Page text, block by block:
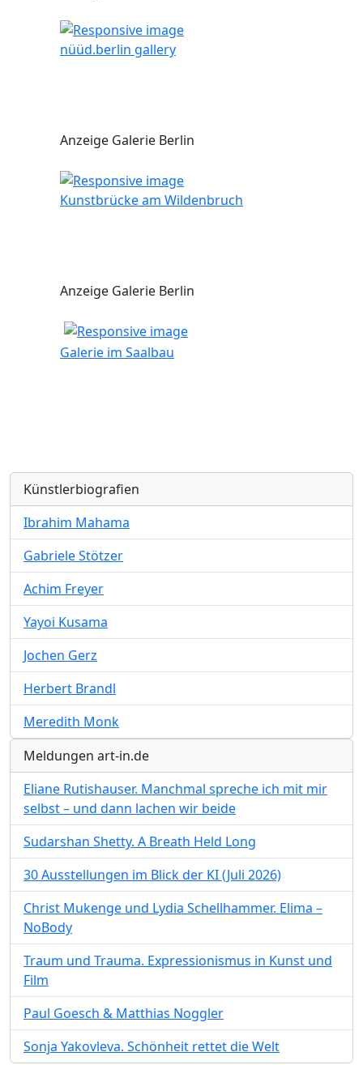
nüüd.berlin gallery
Anzeige Galerie Berlin
Kunstbrücke am Wildenbruch
Anzeige Galerie Berlin
Galerie im Saalbau
Künstlerbiografien
Ibrahim Mahama
Gabriele Stötzer
Achim Freyer
Yayoi Kusama
Jochen Gerz
Herbert Brandl
Meredith Monk
Meldungen art-in.de
Eliane Rutishauser. Manchmal spreche ich mit mir
selbst – und dann lachen wir beide
Sudarshan Shetty. A Breath Held Long
30 Ausstellungen im Blick der KI (Juli 2026)
Christ Mukenge und Lydia Schellhammer. Elima –
NoBody
Traum und Trauma. Expressionismus in Kunst und
Film
Paul Goesch & Matthias Noggler
Sonja Yakovleva. Schönheit rettet die Welt